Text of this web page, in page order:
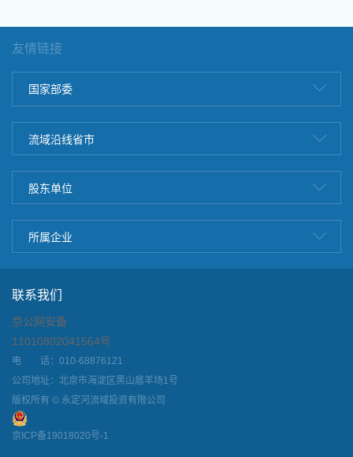
友情链接
国家部委
流域沿线省市
股东单位
所属企业
联系我们
京公网安备
11010802041564号
电 话：010-68876121
公司地址：北京市海淀区黑山扈羊场1号
版权所有 © 永定河流域投资有限公司
京ICP备19018020号-1